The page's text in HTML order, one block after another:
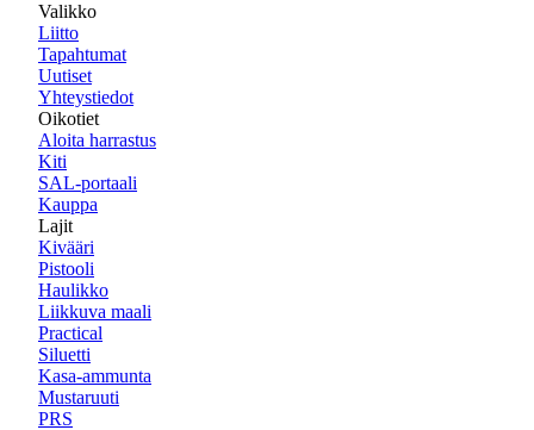
Valikko
Liitto
Tapahtumat
Uutiset
Yhteystiedot
Oikotiet
Aloita harrastus
Kiti
SAL-portaali
Kauppa
Lajit
Kivääri
Pistooli
Haulikko
Liikkuva maali
Practical
Siluetti
Kasa-ammunta
Mustaruuti
PRS